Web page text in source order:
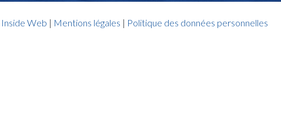
Inside Web | Mentions légales | Politique des données personnelles